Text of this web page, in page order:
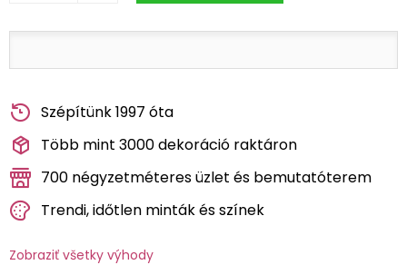
Szépítünk 1997 óta
Több mint 3000 dekoráció raktáron
700 négyzetméteres üzlet és bemutatóterem
Trendi, időtlen minták és színek
Zobraziť všetky výhody